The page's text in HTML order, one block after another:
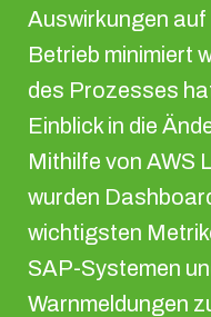
Auswirkungen auf
Betrieb minimiert
des Prozesses
Einblick in die
Mithilfe von AWS
wurden
wichtigsten
SAP-Systemen
Warnmeldungen